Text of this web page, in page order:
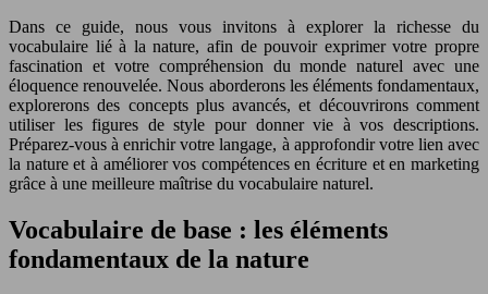
Dans ce guide, nous vous invitons à explorer la richesse du
vocabulaire lié à la nature, afin de pouvoir exprimer votre propre
fascination et votre compréhension du monde naturel avec une
éloquence renouvelée. Nous aborderons les éléments fondamentaux,
explorerons des concepts plus avancés, et découvrirons comment
utiliser les figures de style pour donner vie à vos descriptions.
Préparez-vous à enrichir votre langage, à approfondir votre lien avec
la nature et à améliorer vos compétences en écriture et en marketing
grâce à une meilleure maîtrise du vocabulaire naturel.
Vocabulaire de base : les éléments
fondamentaux de la nature